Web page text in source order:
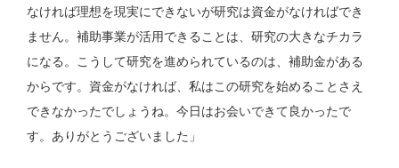
なければ理想を現実にできないが研究は資金がなければでき
ません。補助事業が活用できることは、研究の大きなチカラ
になる。こうして研究を進められているのは、補助金がある
からです。資金がなければ、私はこの研究を始めることさえ
できなかったでしょうね。今日はお会いできて良かったで
す。ありがとうございました」